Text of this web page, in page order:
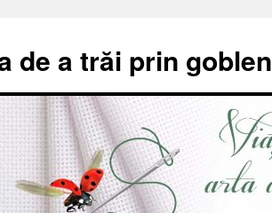
de a trăi prin goblen